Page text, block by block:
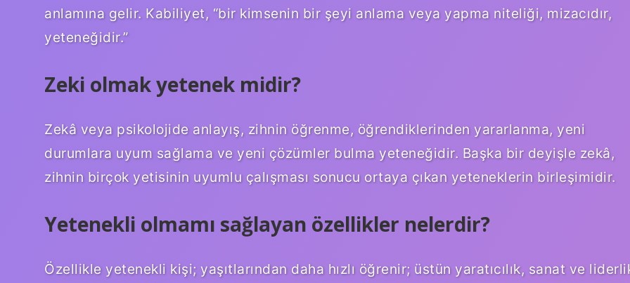
anlamına gelir. Kabiliyet, “bir kimsenin bir şeyi anlama veya yapma niteliği, mizacıdır,
yeteneğidir.”
Zeki olmak yetenek midir?
Zekâ veya psikolojide anlayış, zihnin öğrenme, öğrendiklerinden yararlanma, yeni
durumlara uyum sağlama ve yeni çözümler bulma yeteneğidir. Başka bir deyişle zekâ,
zihnin birçok yetisinin uyumlu çalışması sonucu ortaya çıkan yeteneklerin birleşimidir.
Yetenekli olmamı sağlayan özellikler nelerdir?
Özellikle yetenekli kişi; yaşıtlarından daha hızlı öğrenir; üstün yaratıcılık, sanat ve